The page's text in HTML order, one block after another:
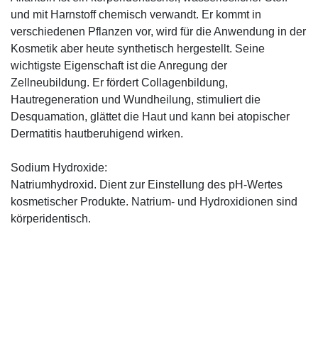
und mit Harnstoff chemisch verwandt. Er kommt in
verschiedenen Pflanzen vor, wird für die Anwendung in der
Kosmetik aber heute synthetisch hergestellt. Seine
wichtigste Eigenschaft ist die Anregung der
Zellneubildung. Er fördert Collagenbildung,
Hautregeneration und Wundheilung, stimuliert die
Desquamation, glättet die Haut und kann bei atopischer
Dermatitis hautberuhigend wirken.
Sodium Hydroxide:
Natriumhydroxid. Dient zur Einstellung des pH-Wertes
kosmetischer Produkte. Natrium- und Hydroxidionen sind
körperidentisch.